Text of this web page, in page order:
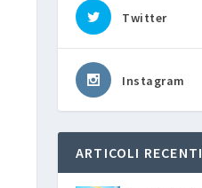
Twitter
Instagram
ARTICOLI RECENTI